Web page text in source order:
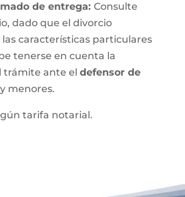
de entrega: Consulte
dado que el divorcio
características particulares
tenerse en cuenta la
trámite ante el defensor de
menores.
tarifa notarial.